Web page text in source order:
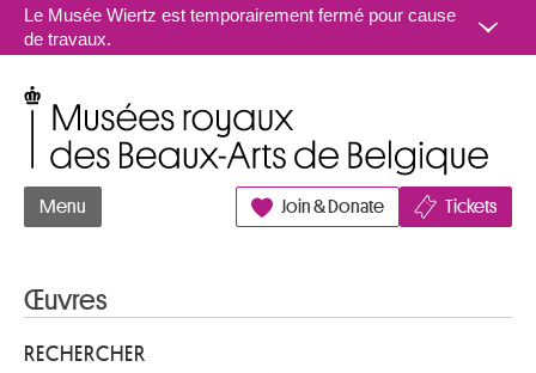
Aller au contenu
Le Musée Wiertz est temporairement fermé pour cause
de travaux.
Menu Join & Donate Tickets
Œuvres
RECHERCHER